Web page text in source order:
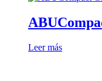
Leer más